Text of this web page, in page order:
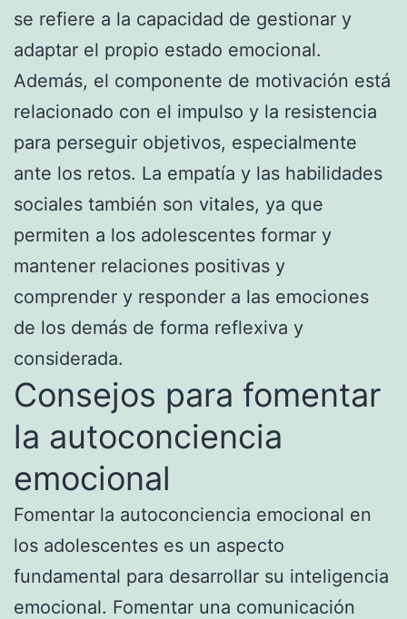
se refiere a la capacidad de gestionar y
adaptar el propio estado emocional.
Además, el componente de motivación está
relacionado con el impulso y la resistencia
para perseguir objetivos, especialmente
ante los retos. La empatía y las habilidades
sociales también son vitales, ya que
permiten a los adolescentes formar y
mantener relaciones positivas y
comprender y responder a las emociones
de los demás de forma reflexiva y
considerada.
Consejos para fomentar
la autoconciencia
emocional
Fomentar la autoconciencia emocional en
los adolescentes es un aspecto
fundamental para desarrollar su inteligencia
emocional. Fomentar una comunicación